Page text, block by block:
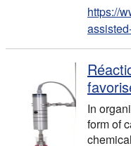
https://
In
form of